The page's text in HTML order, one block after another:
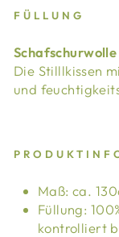
FÜLLUNG
Schafschurwolle
Die Stilllkissen
und
Maß: ca.
Füllung:
kontrolliert